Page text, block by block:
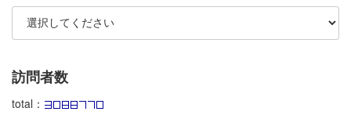
訪問者数
total：